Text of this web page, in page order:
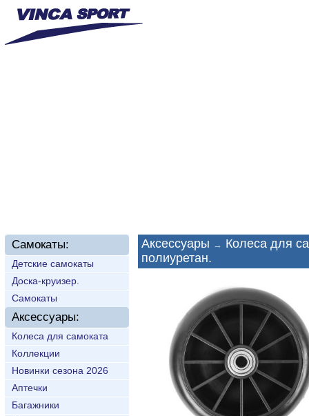
Самокаты:
Детские самокаты
Доска-круизер.
Самокаты
Аксессуары:
Колеса для самоката
Коллекции
Новинки сезона 2026
Аптечки
Багажники
Аксессуары → Колеса для
полиуретан.